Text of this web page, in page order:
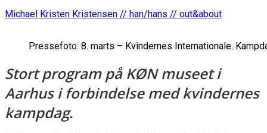
Michael Kristen Kristensen // han/hans // out&about
Pressefoto: 8. marts – Kvindernes Internationale.
Stort program på KØN museet i
Aarhus i forbindelse med kvindernes
kampdag.